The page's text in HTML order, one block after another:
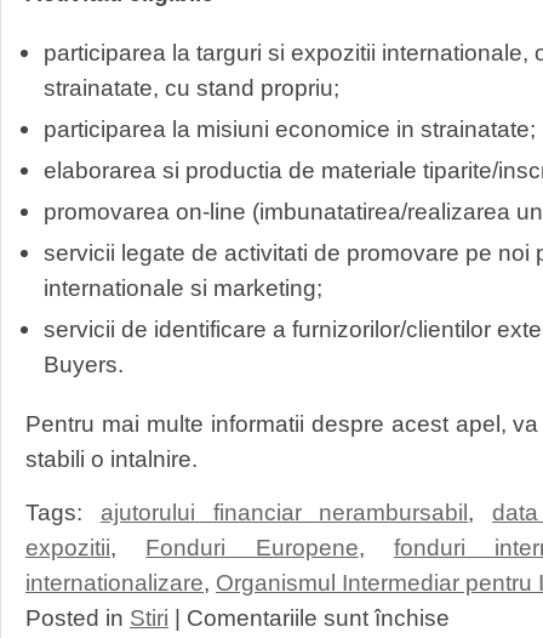
participarea la targuri si expozitii internationale,
strainatate, cu stand propriu;
participarea la misiuni economice in strainatate;
elaborarea si productia de materiale tiparite/
promovarea on-line (imbunatatirea/realizarea
servicii legate de activitati de promovare pe noi
internationale si marketing;
servicii de identificare a furnizorilor/clientilor
Buyers.
Pentru mai multe informatii despre acest apel,
stabili o intalnire.
Tags: ajutorului financiar nerambursabil,
expozitii, Fonduri Europene,fonduri
internationalizare, Organismul Intermediar pentru
Posted in Stiri | Comentariile sunt închise